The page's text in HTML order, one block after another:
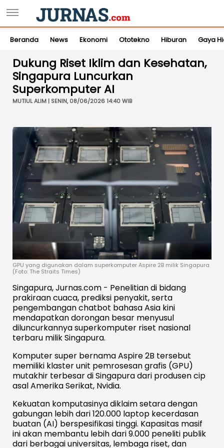
Beranda News Ekonomi Ototekno Hiburan Gaya
Dukung Riset Iklim dan Kesehatan,
Singapura Luncurkan
Superkomputer AI
MUTIUL ALIM | SENIN, 08/06/2026 14:40 WIB
GPU yang digunakan dalam superkomputer Aspire 2B milik Singapura
(Foto: The Straits Times)
Singapura, Jurnas.com - Penelitian di bidang
prakiraan cuaca, prediksi penyakit, serta
pengembangan chatbot bahasa Asia kini
mendapatkan dorongan besar menyusul
diluncurkannya superkomputer riset nasional
terbaru milik Singapura.
Komputer super bernama Aspire 2B tersebut
memiliki klaster unit pemrosesan grafis (GPU)
mutakhir terbesar di Singapura dari produsen cip
asal Amerika Serikat, Nvidia.
Kekuatan komputasinya diklaim setara dengan
gabungan lebih dari 120.000 laptop kecerdasan
buatan (AI) berspesifikasi tinggi. Kapasitas masif
ini akan membantu lebih dari 9.000 peneliti publik
dari berbagai universitas, lembaga riset, dan